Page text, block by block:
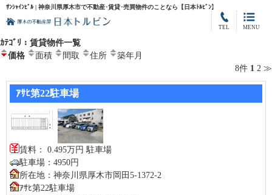
ｻﾝｼｬｲﾝﾋﾞﾙ | 神奈川県厚木市で不動産･賃貸･売買物件のことなら【日本ﾄﾙﾋﾞﾝ】
MENU
TEL
ｶﾃｺﾞﾘ：賃貸物件一覧
価格
面積 間取 住所
築年月
8件 1 2 ≫
ｱｻﾋ第22駐車場
賃料： 0.495万円 駐車場
駐車場：4950円
所在地：神奈川県厚木市岡田5-1372-2
ｱｻﾋ第22駐車場